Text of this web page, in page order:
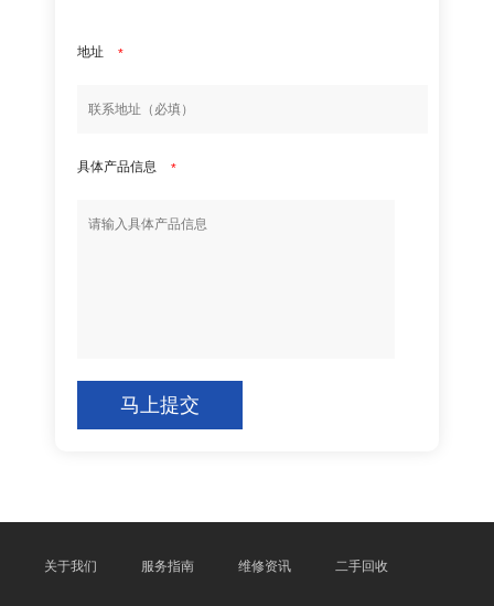
地址 *
具体产品信息 *
马上提交
关于我们 服务指南 维修资讯 二手回收